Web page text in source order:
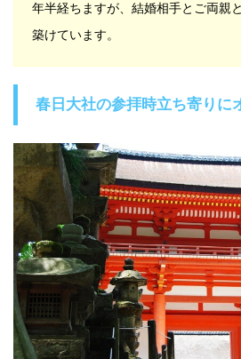
年半経ちますが、結婚相手とご両親
築けています。
春日大社の参拝時立ち寄りに